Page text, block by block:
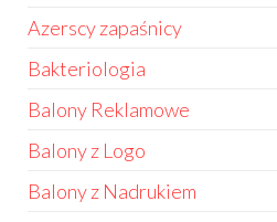
Azerscy zapaśnicy
Bakteriologia
Balony Reklamowe
Balony z Logo
Balony z Nadrukiem